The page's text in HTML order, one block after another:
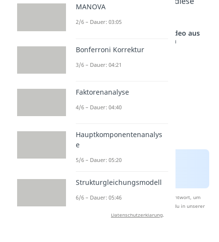
Studyflix vernetzt: Hier ein Video aus
einem anderen Bereich
Nach Beantwortung speichern wir deine Antwort, um
Studyflix zu verbessern. Mehr dazu erfährst du in unserer
Datenschutzerklärung.
MANOVA
2/6 – Dauer: 03:05
Bonferroni Korrektur
3/6 – Dauer: 04:21
Faktorenanalyse
4/6 – Dauer: 04:40
Hauptkomponentenanalys
e
5/6 – Dauer: 05:20
Strukturgleichungsmodell
6/6 – Dauer: 05:46